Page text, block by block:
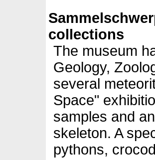
collections
The museum
Geology,
several
Space"
samples and
skeleton. A
pythons,